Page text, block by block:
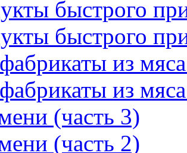
быстрого
быстрого
из
из
(часть 3)
(часть 2)